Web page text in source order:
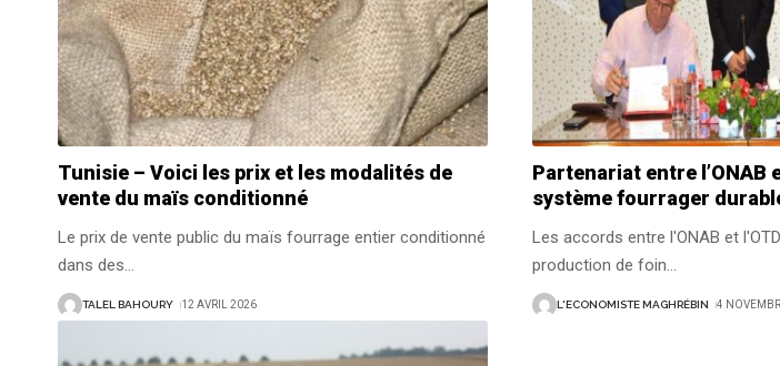
Tunisie – Voici les prix et les modalités de
vente du maïs conditionné
Le prix de vente public du maïs fourrage entier conditionné
dans des…
TALEL BAHOURY 12 AVRIL 2026
Partenariat entre l’ONAB
système fourrager
Les accords entre l'ONAB et
production de foin…
L'ECONOMISTE MAGHRÉBIN 4